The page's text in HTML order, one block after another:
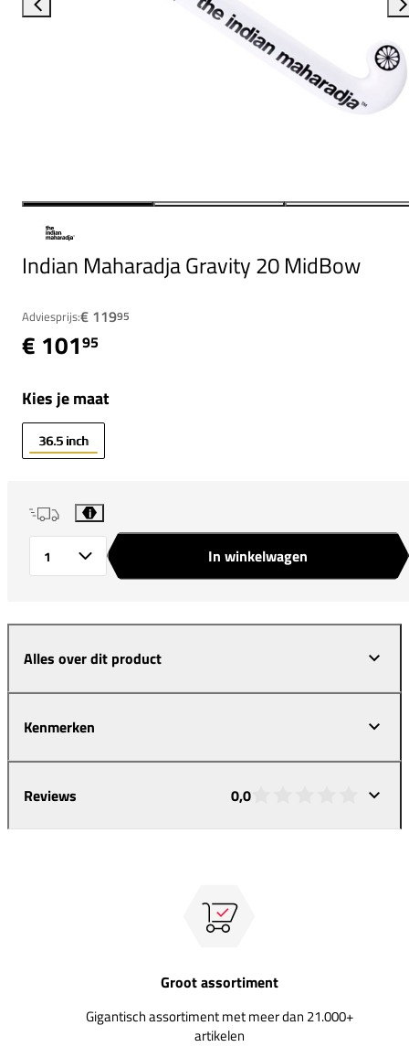
Indian Maharadja Gravity 20 MidBow
Adviesprijs:€ 11995
€ 10195
Kies je maat
36.5 inch
i
In winkelwagen
Alles over dit product
Kenmerken
Reviews 0,0
Groot assortiment
Gigantisch assortiment met meer dan 21.000+
artikelen